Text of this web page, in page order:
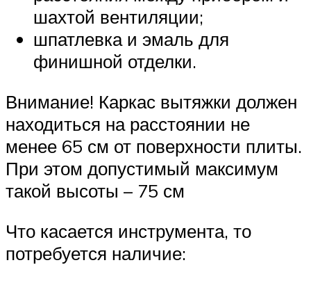
шахтой вентиляции;
шпатлевка и эмаль для
финишной отделки.
Внимание! Каркас вытяжки должен
находиться на расстоянии не
менее 65 см от поверхности плиты.
При этом допустимый максимум
такой высоты – 75 см
Что касается инструмента, то
потребуется наличие: